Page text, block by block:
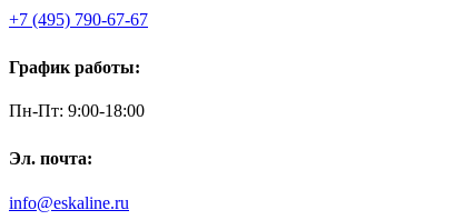
+7 (495) 790-67-67
График работы:
Пн-Пт: 9:00-18:00
Эл. почта:
info@eskaline.ru